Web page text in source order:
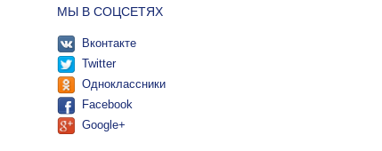
МЫ В СОЦСЕТЯХ
Вконтакте
Twitter
Одноклассники
Facebook
Google+